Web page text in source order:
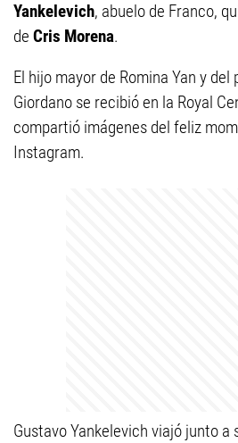
Yankelevich, abuelo de Franco,
de Cris Morena.
El hijo mayor de Romina Yan y
Giordano se recibió en la Royal
compartió imágenes del feliz
Instagram.
Gustavo Yankelevich viajó junto a